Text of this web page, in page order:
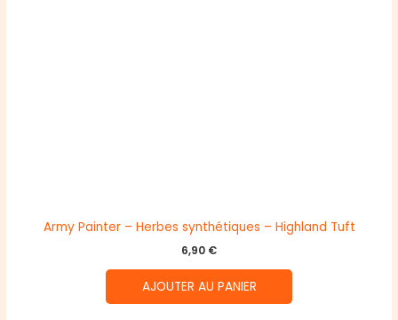
Army Painter – Herbes synthétiques – Highland Tuft
6,90 €
AJOUTER AU PANIER